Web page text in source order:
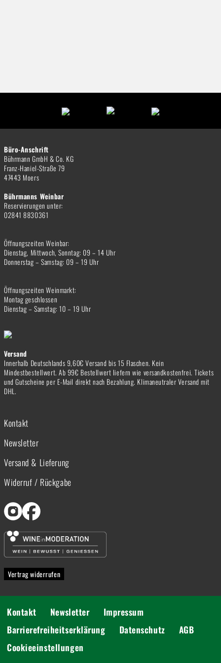
Büro-Anschrift
Bührmann GmbH & Co. KG
Franz-Haniel-Straße 79
47443 Moers
Bührmanns Weinbar
Reservierungen unter:
02841 8830361
Öffnungszeiten Weinbar:
Dienstag, Mittwoch, Sonntag: 09 – 14 Uhr
Donnerstag – Samstag: 09 – 19 Uhr
Öffnungszeiten Weinmarkt:
Montag geschlossen
Dienstag – Samstag: 10 – 19 Uhr
Versand
Innerhalb Deutschlands 9,60€ Versand bis 15 Flaschen. Kein
Mindestbestellwert. Ab 99€ Bestellwert liefern wie versandkostenfrei. Tickets
und Gutscheine per E-Mail direkt nach Bezahlung. Klimaneutraler Versand mit
DHL.
Kontakt
Newsletter
Versand & Lieferung
Widerruf / Rückgabe
Vertrag widerrufen
Kontakt Newsletter
Impressum
Barrierefreiheitserklärung
Datenschutz
AGB
Cookieeinstellungen